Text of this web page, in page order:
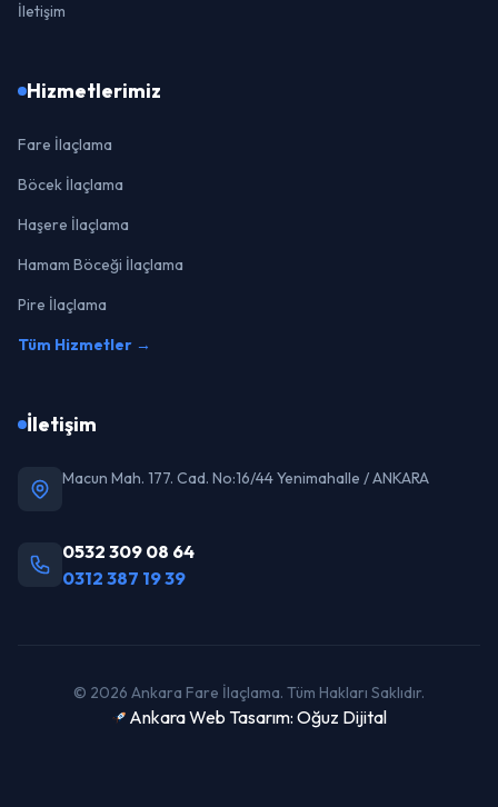
İletişim
Hizmetlerimiz
Fare İlaçlama
Böcek İlaçlama
Haşere İlaçlama
Hamam Böceği İlaçlama
Pire İlaçlama
Tüm Hizmetler →
İletişim
Macun Mah. 177. Cad. No:16/44 Yenimahalle / ANKARA
0532 309 08 64
0312 387 19 39
© 2026 Ankara Fare İlaçlama. Tüm Hakları Saklıdır.
Ankara Web Tasarım: Oğuz Dijital